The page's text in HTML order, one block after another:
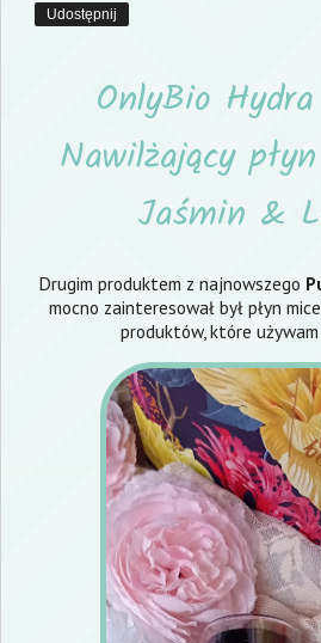
Udostępnij
OnlyBio
Nawilżający
Jaśmin &
Drugim produktem z najnowszego
mocno zainteresował był płyn
produktów, które